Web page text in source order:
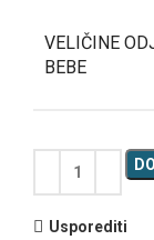
VELIČINE
BEBE
Usporediti